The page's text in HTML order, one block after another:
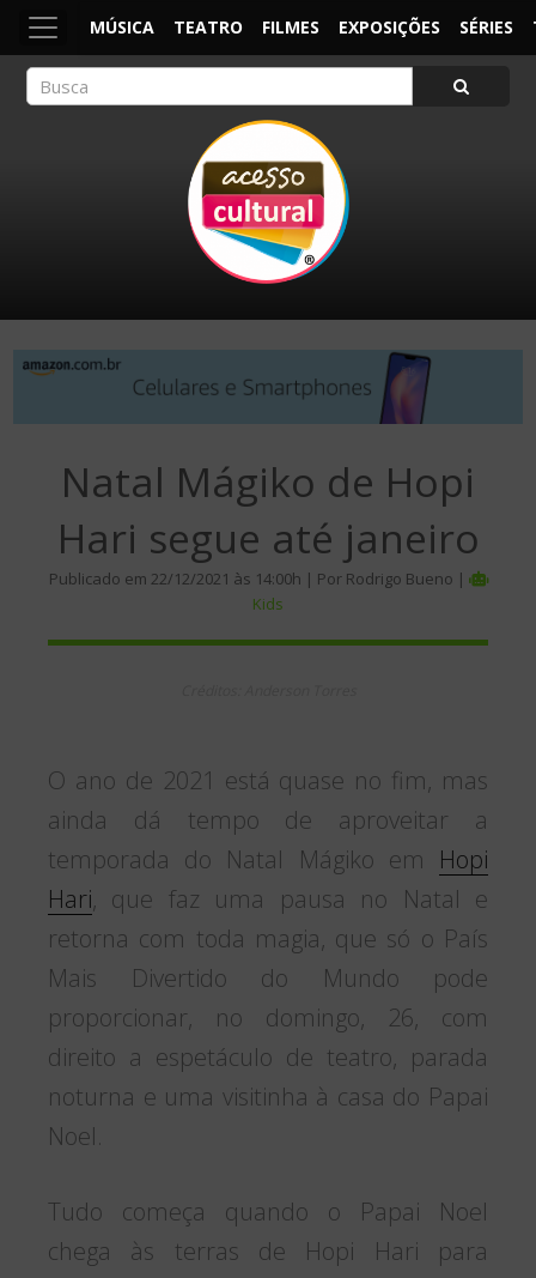
MÚSICA TEATRO FILMES EXPOSIÇÕES SÉRIES
Natal Mágiko de Hopi
Hari segue até janeiro
Publicado em 22/12/2021 às 14:00h | Por Rodrigo Bueno |
Kids
O ano de 2021 está quase no fim, mas
ainda dá tempo de aproveitar a
temporada do Natal Mágiko em Hopi
Hari, que faz uma pausa no Natal e
retorna com toda magia, que só o País
Mais Divertido do Mundo pode
proporcionar, no domingo, 26, com
direito a espetáculo de teatro, parada
noturna e uma visitinha à casa do Papai
Noel.
Tudo começa quando o Papai Noel
chega às terras de Hopi Hari para